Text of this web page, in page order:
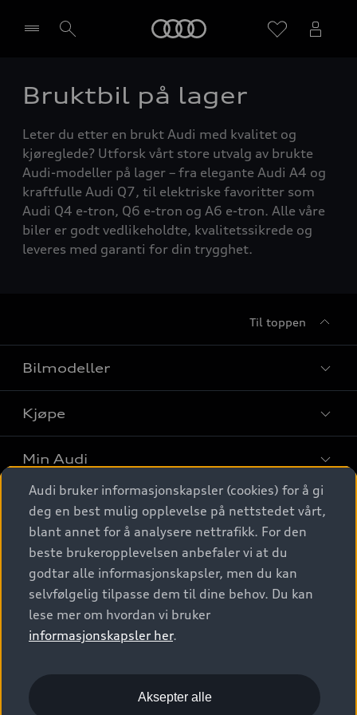
Velg forhandler
Bruktbil på lager
Leter du etter en brukt Audi med kvalitet og
kjøreglede? Utforsk vårt store utvalg av brukte
Audi-modeller på lager – fra elegante Audi A4 og
kraftfulle Audi Q7, til elektriske favoritter som
Audi Q4 e-tron, Q6 e-tron og A6 e-tron. Alle våre
biler er godt vedlikeholdte, kvalitetssikrede og
leveres med garanti for din trygghet.
Til toppen
Bilmodeller
Finn din Audi
Sammenlign bilmodeller
Elbiler
SUV
Stasjonsvogn
Sportback
S/RS
Konseptbiler og prototyper
Kjøpe
Kjøpshjelp
Biler på lager
Finn forhandler
Bestill prøvekjøring
Kontakt forhandler
Bilgarantier
Min Audi
Behold nybilfølelsen
Audi Originalt tilbehør
Verkstedtjenester
Digitale tjenester
Audi digitale tjenester
Audi connect
Functions on demand
Kom i gang med myAudi
Audi Norge
Kundeservice
Audi Driving Experience
© 2026 AUDI NORGE. All Rights Reserved.
Imprint
Audi bruker informasjonskapsler (cookies) for å gi
deg en best mulig opplevelse på nettstedet vårt,
blant annet for å analysere nettrafikk. For den
beste brukeropplevelsen anbefaler vi at du
godtar alle informasjonskapsler, men du kan
selvfølgelig tilpasse dem til dine behov. Du kan
lese mer om hvordan vi bruker
informasjonskapsler her.
Aksepter alle